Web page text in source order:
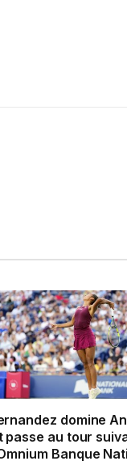
domine
passe au tour
Banque